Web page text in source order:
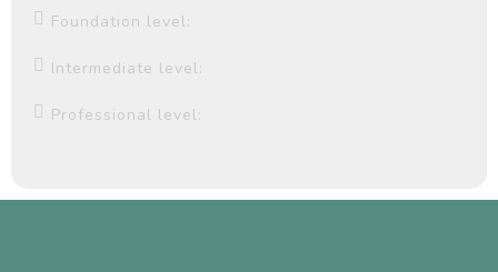
Foundation level:
Intermediate level:
Professional level: